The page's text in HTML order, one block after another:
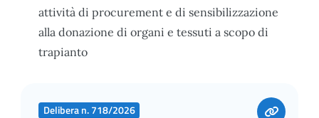
attività di procurement e di sensibilizzazione
alla donazione di organi e tessuti a scopo di
trapianto
Delibera n. 718/2026